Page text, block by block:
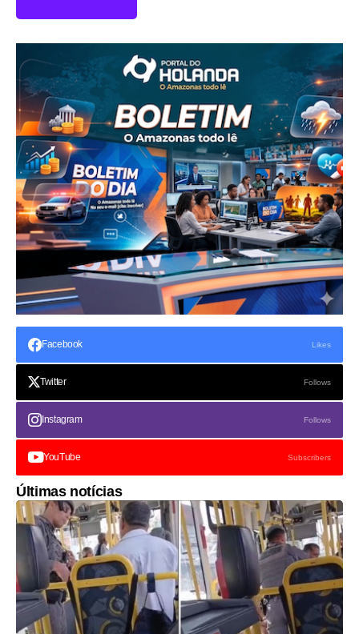
Facebook Likes
Twitter Follows
Instagram Follows
YouTube Subscribers
Últimas notícias